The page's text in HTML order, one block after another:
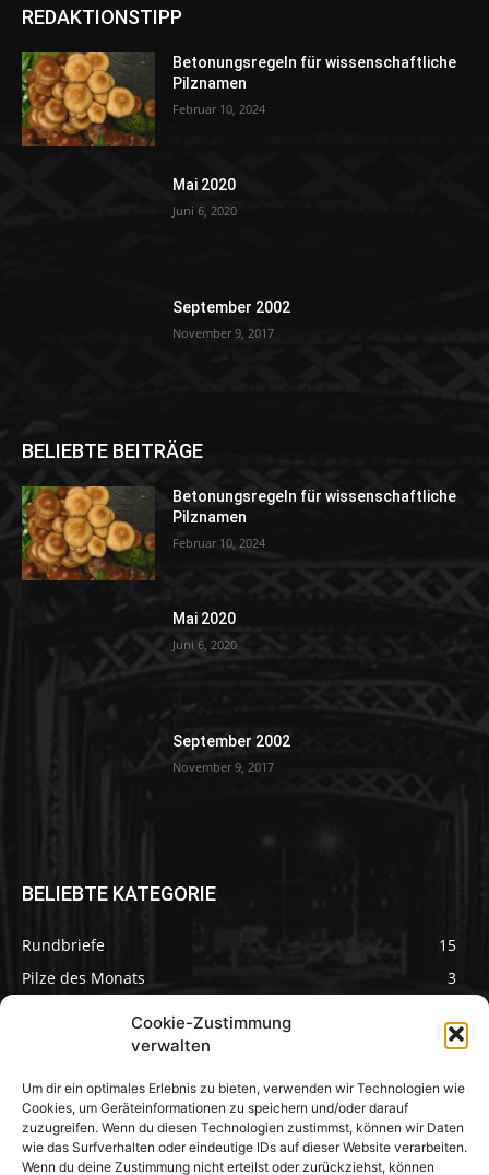
Cookie-Zustimmung
verwalten
Um dir ein optimales Erlebnis zu bieten, verwenden wir Technologien wie
Cookies, um Geräteinformationen zu speichern und/oder darauf
zuzugreifen. Wenn du diesen Technologien zustimmst, können wir Daten
wie das Surfverhalten oder eindeutige IDs auf dieser Website verarbeiten.
Wenn du deine Zustimmung nicht erteilst oder zurückziehst, können
REDAKTIONSTIPP
Betonungsregeln für wissenschaftliche
Pilznamen
Februar 10, 2024
Mai 2020
Juni 6, 2020
September 2002
November 9, 2017
BELIEBTE BEITRÄGE
Betonungsregeln für wissenschaftliche
Pilznamen
Februar 10, 2024
Mai 2020
Juni 6, 2020
September 2002
November 9, 2017
BELIEBTE KATEGORIE
Rundbriefe
15
Pilze des Monats
3
Pilzseite
Seltene Pilze aus
Mainfranken und